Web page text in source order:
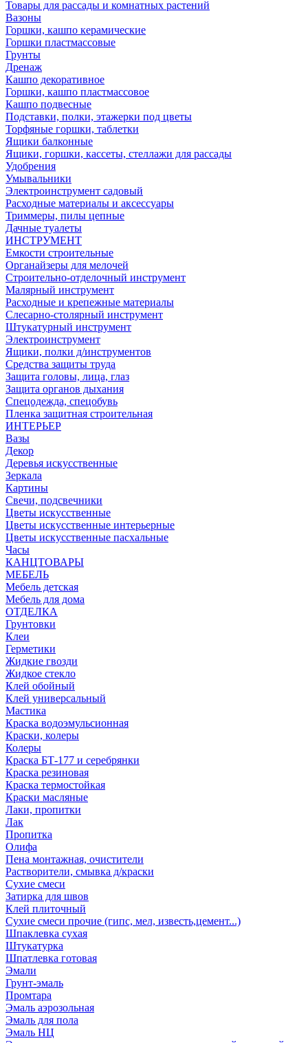
Товары для рассады и комнатных растений
Вазоны
Горшки, кашпо керамические
Горшки пластмассовые
Грунты
Дренаж
Кашпо декоративное
Горшки, кашпо пластмассовое
Кашпо подвесные
Подставки, полки, этажерки под цветы
Торфяные горшки, таблетки
Ящики балконные
Ящики, горшки, кассеты, стеллажи для рассады
Удобрения
Умывальники
Электроинструмент садовый
Расходные материалы и аксессуары
Триммеры, пилы цепные
Дачные туалеты
ИНСТРУМЕНТ
Емкости строительные
Органайзеры для мелочей
Строительно-отделочный инструмент
Малярный инструмент
Расходные и крепежные материалы
Слесарно-столярный инструмент
Штукатурный инструмент
Электроинструмент
Ящики, полки д/инструментов
Средства защиты труда
Защита головы, лица, глаз
Защита органов дыхания
Спецодежда, спецобувь
Пленка защитная строительная
ИНТЕРЬЕР
Вазы
Декор
Деревья искусственные
Зеркала
Картины
Свечи, подсвечники
Цветы искусственные
Цветы искусственные интерьерные
Цветы искусственные пасхальные
Часы
КАНЦТОВАРЫ
МЕБЕЛЬ
Мебель детская
Мебель для дома
ОТДЕЛКА
Грунтовки
Клеи
Герметики
Жидкие гвозди
Жидкое стекло
Клей обойный
Клей универсальный
Мастика
Краска водоэмульсионная
Краски, колеры
Колеры
Краска БТ-177 и серебрянки
Краска резиновая
Краска термостойкая
Краски масляные
Лаки, пропитки
Лак
Пропитка
Олифа
Пена монтажная, очистители
Растворители, смывка д/краски
Сухие смеси
Затирка для швов
Клей плиточный
Сухие смеси прочие (гипс, мел, известь,цемент...)
Шпаклевка сухая
Штукатурка
Шпатлевка готовая
Эмали
Грунт-эмаль
Промтара
Эмаль аэрозольная
Эмаль для пола
Эмаль НЦ